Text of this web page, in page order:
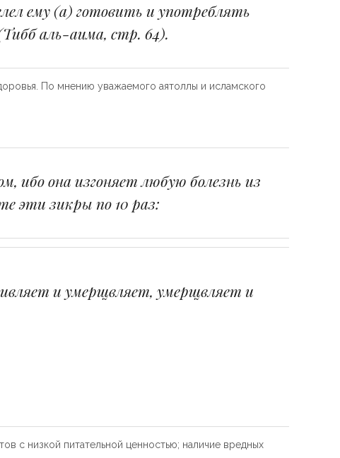
ему (а) готовить и употреблять
аль-аима, стр. 64).
По мнению уважаемого аятоллы и исламского
ибо она изгоняет любую болезнь из
эти зикры по 10 раз:
и умерщвляет, умерщвляет и
с низкой питательной ценностью; наличие вредных